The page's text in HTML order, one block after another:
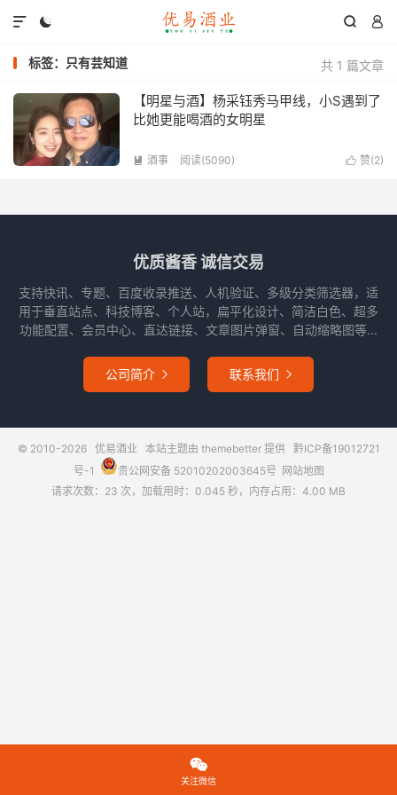
  

共 1 篇文章
标签：只有芸知道
【明星与酒】杨采钰秀马甲线，小S遇到了
比她更能喝酒的女明星
 赞(2)
 酒事 阅读(5090)
优质酱香 诚信交易
支持快讯、专题、百度收录推送、人机验证、多级分类筛选器，适
用于垂直站点、科技博客、个人站，扁平化设计、简洁白色、超多
功能配置、会员中心、直达链接、文章图片弹窗、自动缩略图等...
公司简介  联系我们 
© 2010-2026 优易酒业 本站主题由 themebetter提供 黔ICP备19012721
号-1
贵公网安备 52010202003645号 网站地图
请求次数：23 次，加载用时：0.045 秒，内存占用：4.00 MB

关注微信